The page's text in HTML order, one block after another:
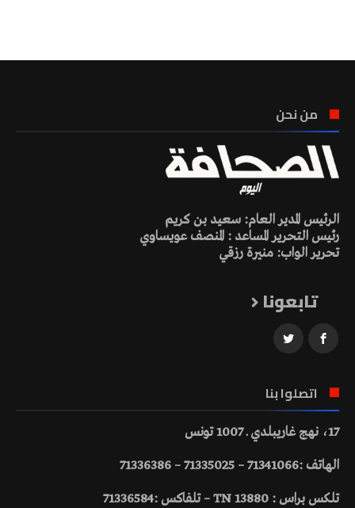
من نحن
الرئيس المدير العام: سعيد بن كريم
رئيس التحرير المساعد : المنصف عويساوي
تحرير الواب: منيرة رزقي
تابعونا
اتصلوا بنا
17، نهج غاريبلدي ـ 1007 تونس
الهاتف :71341066 – 71335025 – 71336386
تلكس براس : 13880 TN – تلفاكس :71336584